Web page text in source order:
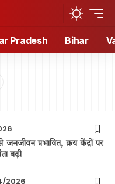
Pradesh Bihar
प्रभावित, क्रय केंद्रों पर
बढ़ी
2026